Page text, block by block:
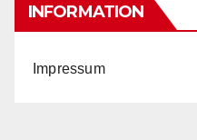
INFORMATION
Impressum